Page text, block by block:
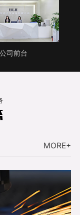
公司前台
MORE+